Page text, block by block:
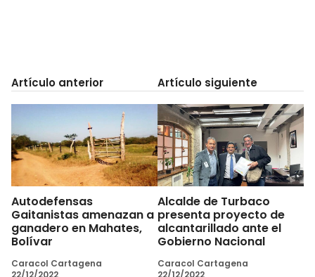
Artículo anterior
Autodefensas
Gaitanistas amenazan a
ganadero en Mahates,
Bolívar
Caracol Cartagena
22/12/2022
Artículo siguiente
Alcalde de Turbaco
presenta proyecto de
alcantarillado ante el
Gobierno Nacional
Caracol Cartagena
22/12/2022